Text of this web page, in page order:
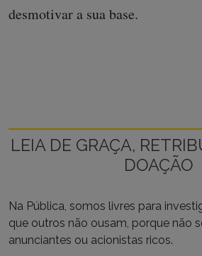
desmotivar a sua base.
LEIA DE GRAÇA,
DOAÇÃO
Na Pública, somos livres para
que outros não ousam, porque não
anunciantes ou acionistas ricos.